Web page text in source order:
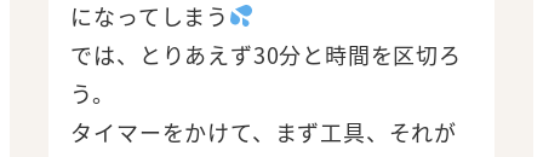
になってしまう
では、とりあえず30分と時間を区切ろ
う。
タイマーをかけて、まず工具、それが